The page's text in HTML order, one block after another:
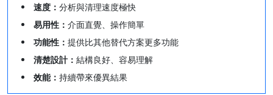
速度： 分析與清理速度極快
易用性： 介面直覺、操作簡單
功能性： 提供比其他替代方案更多功能
清楚設計： 結構良好、容易理解
效能： 持續帶來優異結果